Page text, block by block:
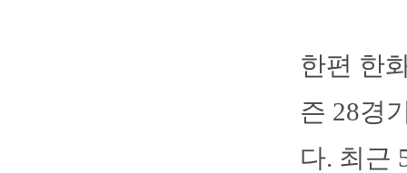
한편 한
즌 28경
다. 최근